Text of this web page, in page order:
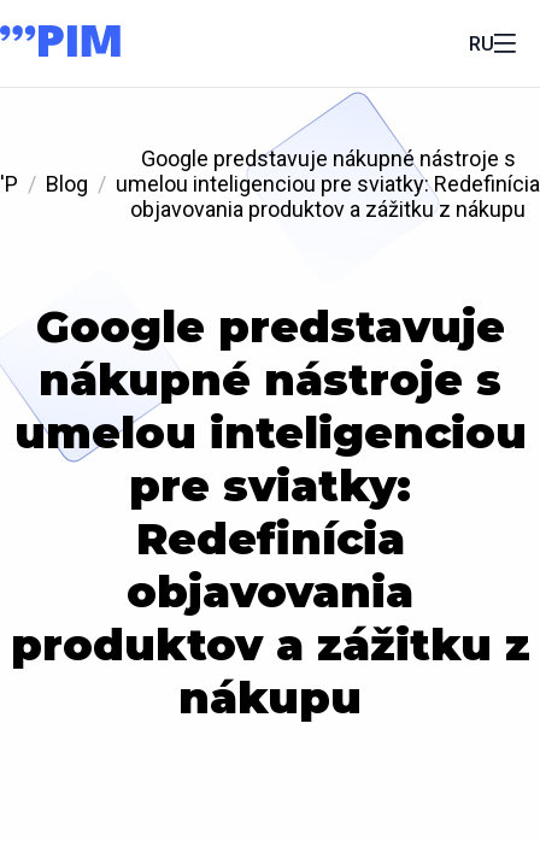
RU
'P Blog
Google predstavuje nákupné nástroje s
umelou inteligenciou pre sviatky: Redefinícia
objavovania produktov a zážitku z nákupu
Google predstavuje
nákupné nástroje s
umelou inteligenciou
pre sviatky:
Redefinícia
objavovania
produktov a zážitku z
nákupu